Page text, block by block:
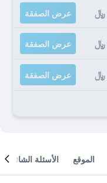
عرض الصفقة
عرض الصفقة
عرض الصفقة
الموقع الأسئلة الشائعة